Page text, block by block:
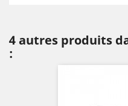
4 autres produits
: